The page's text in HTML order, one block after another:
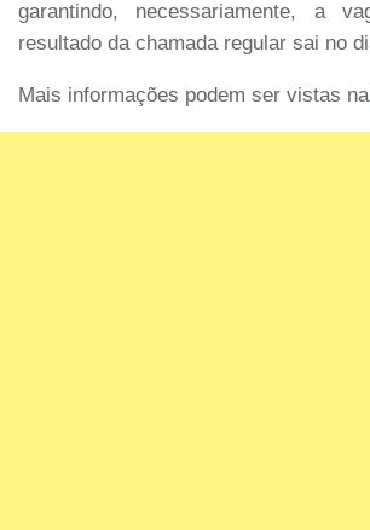
garantindo, necessariamente, a
resultado da chamada regular sai no
Mais informações podem ser vistas na